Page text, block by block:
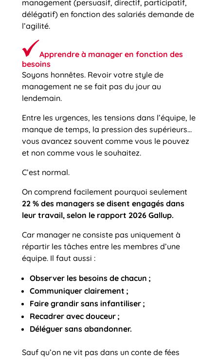
management (persuasif, directif, participatif,
délégatif) en fonction des salariés demande de
l’agilité.
Apprendre à manager en fonction des
besoins
Soyons honnêtes. Revoir votre style de
management ne se fait pas du jour au
lendemain.
Entre les urgences, les tensions dans l’équipe, le
manque de temps, la pression des supérieurs…
vous avancez souvent comme vous le pouvez
et non comme vous le souhaitez.
C’est normal.
On comprend facilement pourquoi seulement
22 % des managers se disent engagés dans
leur travail, selon le rapport 2026 Gallup.
Car manager ne consiste pas uniquement à
répartir les tâches entre les membres d’une
équipe. Il faut aussi :
Observer les besoins de chacun ;
Communiquer clairement ;
Faire grandir sans infantiliser ;
Recadrer avec douceur ;
Déléguer sans abandonner.
Sauf qu’on ne vit pas dans un conte de fées